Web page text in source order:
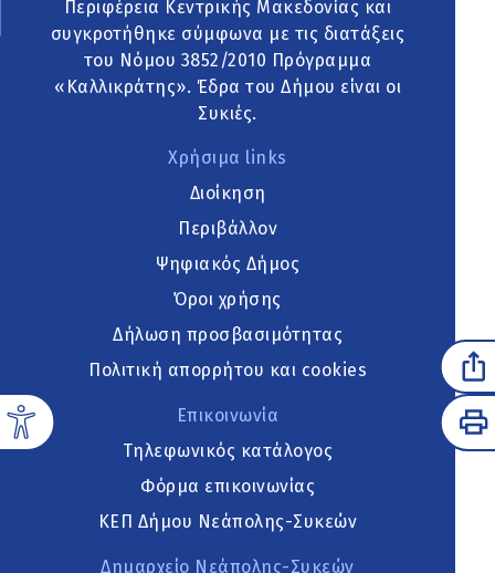
Περιφέρεια Κεντρικής Μακεδονίας και
συγκροτήθηκε σύμφωνα με τις διατάξεις
του Νόμου 3852/2010 Πρόγραμμα
«Καλλικράτης». Έδρα του Δήμου είναι οι
Συκιές.
Χρήσιμα links
Διοίκηση
Περιβάλλον
Ψηφιακός Δήμος
Όροι χρήσης
Δήλωση προσβασιμότητας
Πολιτική απορρήτου και cookies
Επικοινωνία
Τηλεφωνικός κατάλογος
Φόρμα επικοινωνίας
ΚΕΠ Δήμου Νεάπολης-Συκεών
Δημαρχείο Νεάπολης-Συκεών